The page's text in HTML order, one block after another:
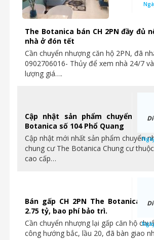
The Botanica bán CH 2PN đầy đủ
nhà ở đón tết
Cần chuyển nhượng căn hộ 2PN, đã
0902706016- Thủy để xem nhà 24/7
lượng giá….
Cập nhật sản phẩm chuyển
Botanica số 104 Phổ Quang
Cập nhật mới nhất sản phẩm chuyển
chung cư The Botanica Chung cư
cao cấp…
Bán gấp CH 2PN The Botanica,
2.75 tỷ, bao phí bảo trì.
Cần chuyển nhượng lại gấp căn hộ
công hướng bắc, lầu 20, đã bàn giao